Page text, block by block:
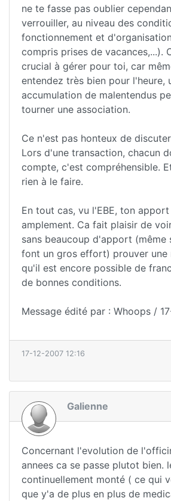
ne te fasse pas oublier
verrouiller, au niveau des
fonctionnement et
compris prises de vacances,...).
crucial à gérer pour toi, car
entendez très bien pour l'heure,
accumulation de malentendus
tourner une association.
Ce n'est pas honteux de
Lors d'une transaction, chacun
compte, c'est compréhensible.
rien à le faire.
En tout cas, vu l'EBE, ton
amplement. Ca fait plaisir de
sans beaucoup d'apport (même
font un gros effort) prouver une
qu'il est encore possible de
de bonnes conditions.
Message édité par : Whoops /
17-12-2007 12:16
Galienne
Concernant l'evolution de
annees ca se passe plutot bien.
continuellement monté ( ce qui
que y'a de plus en plus de